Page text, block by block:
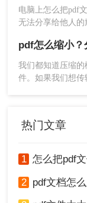
3、上传之后，
了。
电脑上怎么把pdf
无法分享给他人
pdf怎么缩小？
我们都知道压缩
件。如果我们想
热门文章
1 怎么把pdf文件
2 pdf文档怎